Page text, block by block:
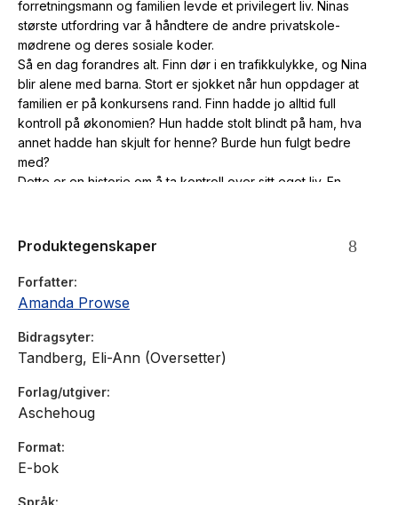
forretningsmann og familien levde et privilegert liv. Ninas
største utfordring var å håndtere de andre privatskole-
mødrene og deres sosiale koder.
Så en dag forandres alt. Finn dør i en trafikkulykke, og Nina
blir alene med barna. Stort er sjokket når hun oppdager at
familien er på konkursens rand. Finn hadde jo alltid full
kontroll på økonomien? Hun hadde stolt blindt på ham, hva
annet hadde han skjult for henne? Burde hun fulgt bedre
med?
Dette er en historie om å ta kontroll over sitt eget liv. En
Produktegenskaper
Forfatter
Amanda Prowse
Bidragsyter
Tandberg, Eli-Ann (Oversetter)
Forlag/utgiver
Aschehoug
Format
E-bok
Språk